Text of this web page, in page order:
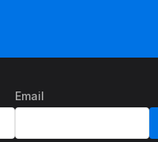
Email